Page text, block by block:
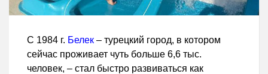
С 1984 г. Белек – турецкий город, в котором
сейчас проживает чуть больше 6,6 тыс.
человек, – стал быстро развиваться как